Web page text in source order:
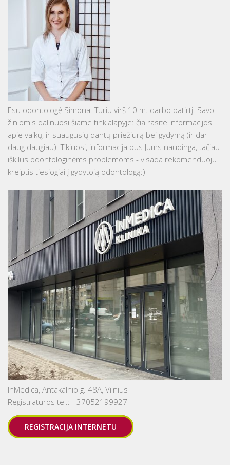
Esu odontologė Simona. Turiu virš 10 m. darbo patirtį. Savo
žiniomis dalinuosi šiame tinklalapyje: čia rasite informacijos
apie vaikų, ir suaugusių dantų priežiūrą bei gydymą (ir dar
daug daugiau). Tikiuosi, informacija bus Jums naudinga, tačiau
iškilus odontologinėms problemoms - visada rekomenduoju
kreiptis tiesiogiai į gydytoją odontologą:)
InMedica, Antakalnio g. 48A, Vilnius
Registratūros tel.: +37052199927
REGISTRACIJA INTERNETU